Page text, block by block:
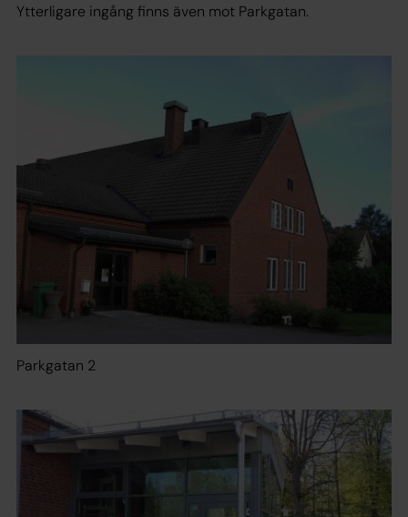
Ytterligare ingång finns även mot Parkgatan.
Parkgatan 2